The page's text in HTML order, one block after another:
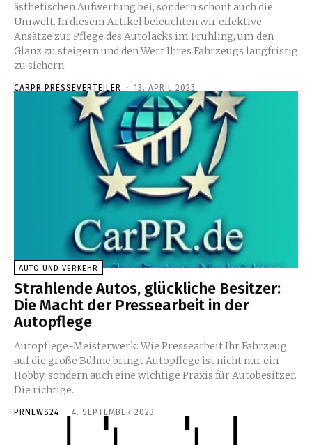
ästhetischen Aufwertung bei, sondern schont auch die
Umwelt. In diesem Artikel beleuchten wir effektive
Ansätze zur Pflege des Autolacks im Frühling, um den
Glanz zu steigern und den Wert Ihres Fahrzeugs langfristig
zu sichern.
CARPR PRESSEVERTEILER - 13. APRIL 2025
AUTO UND VERKEHR
Strahlende Autos, glückliche Besitzer:
Die Macht der Pressearbeit in der
Autopflege
Autopflege-Meisterwerk: Wie Pressearbeit Ihr Fahrzeug
auf die große Bühne bringt Autopflege ist nicht nur ein
Hobby, sondern auch eine wichtige Praxis für Autobesitzer.
Die richtige...
PRNEWS24 - 4. SEPTEMBER 2023